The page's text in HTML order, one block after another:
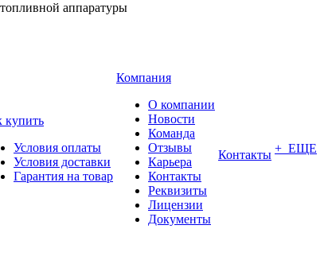
аппаратуры
купить
Условия оплаты
Условия доставки
Гарантия на товар
Компания
О компании
Новости
Команда
Отзывы
Карьера
Контакты
Реквизиты
Лицензии
Документы
Контакты + ЕЩЕ